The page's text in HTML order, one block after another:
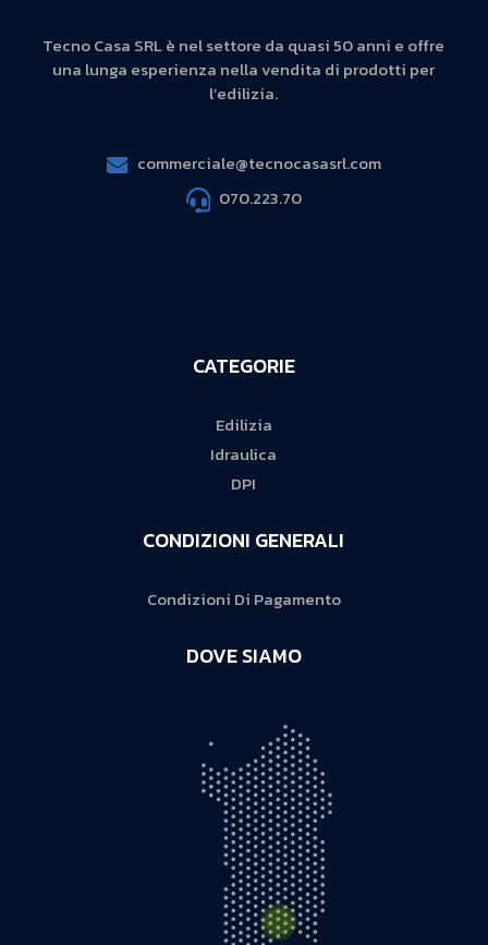
Tecno Casa SRL è nel settore da quasi 50 anni e offre
una lunga esperienza nella vendita di prodotti per
l’edilizia.
commerciale@tecnocasasrl.com
070.223.70
CATEGORIE
Edilizia
Idraulica
DPI
CONDIZIONI GENERALI
Condizioni Di Pagamento
DOVE SIAMO